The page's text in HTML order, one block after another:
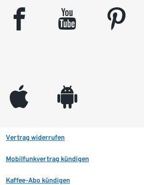
facebook youtube pinterest
appleinc android
Vertrag widerrufen
Mobilfunkvertrag kündigen
Kaffee-Abo kündigen